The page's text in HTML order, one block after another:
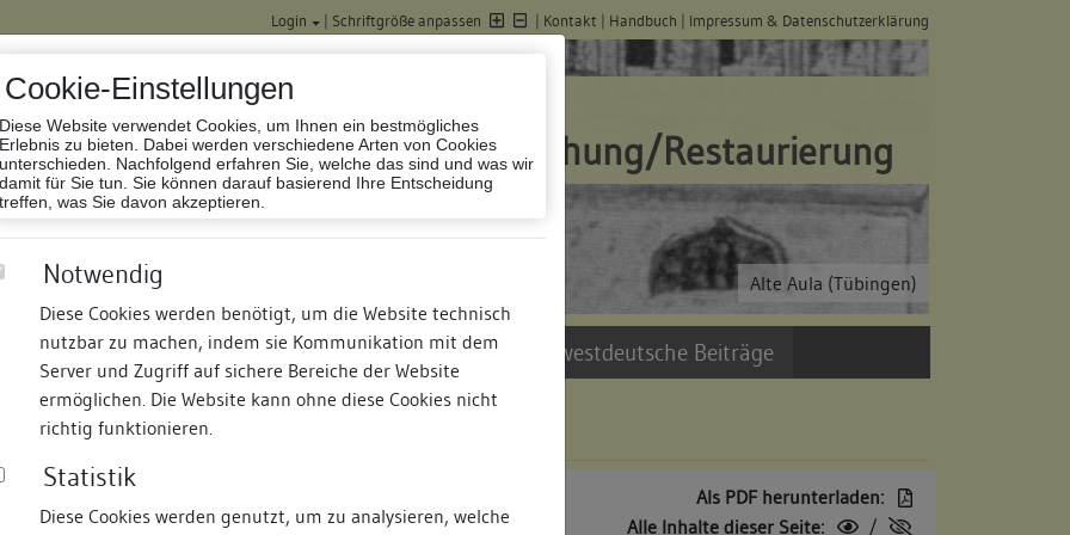
Cookie-Einstellungen
Diese Website verwendet Cookies, um Ihnen ein bestmögliches
Erlebnis zu bieten. Dabei werden verschiedene Arten von Cookies
unterschieden. Nachfolgend erfahren Sie, welche das sind und was wir
damit für Sie tun. Sie können darauf basierend Ihre Entscheidung
treffen, was Sie davon akzeptieren.
Notwendig
Diese Cookies werden benötigt, um die Website technisch
nutzbar zu machen, indem sie Kommunikation mit dem
Server und Zugriff auf sichere Bereiche der Website
ermöglichen. Die Website kann ohne diese Cookies nicht
richtig funktionieren.
Statistik
Diese Cookies werden genutzt, um zu analysieren, welche
Login | Schriftgröße anpassen | Kontakt | Handbuch | Impressum & Datenschutzerklärung
Alte Aula (Tübingen)
Datenbank Bauforschung/Restaurierung
Termine Suche Freie Bauforscher:innen Südwestdeutsche Beiträge
Als PDF herunterladen:
Alle Inhalte dieser Seite:
/